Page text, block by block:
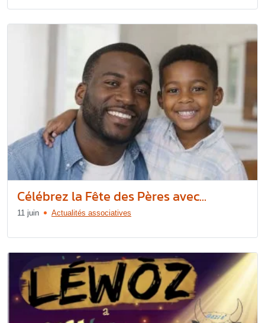
Célébrez la Fête des Pères avec...
11 juin Actualités associatives